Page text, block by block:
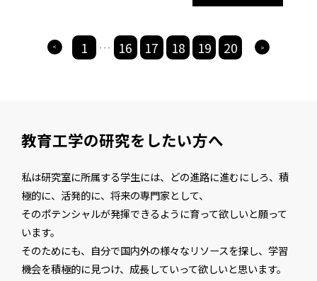
> 1 ・・・ 16 17 18 19 20 >
教育工学の研究をしたい方へ
私は研究室に所属する学生には、どの進路に進むにしろ、積
極的に、活発的に、将来の専門家として、
そのポテンシャルが発揮できるように育って欲しいと願って
います。
そのためにも、自分で国内外の様々なリソースを探し、学習
機会を積極的に見つけ、成長していって欲しいと思います。